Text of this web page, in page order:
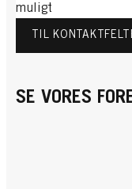
muligt
TIL
SE VORES